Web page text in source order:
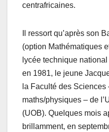
centrafricaines.
Il ressort qu’après son
(option Mathématiques
lycée technique
en 1981, le jeune
la Faculté des Sciences
maths/physiques – de
(UOB). Quelques mois
brillamment, en